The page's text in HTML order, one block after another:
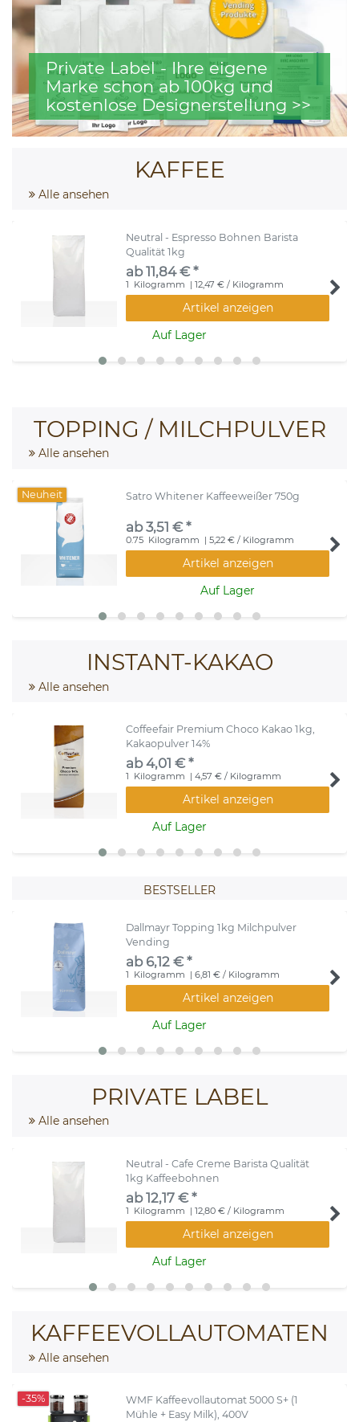
Private Label - Ihre eigene
Marke schon ab 100kg und
kostenlose Designerstellung >>
KAFFEE
Alle ansehen
Neutral - Espresso Bohnen Barista
Qualität 1kg
ab 11,84 € *
1 Kilogramm | 12,47 € / Kilogramm
Artikel anzeigen
Auf Lager
TOPPING / MILCHPULVER
Alle ansehen
Neuheit Satro Whitener Kaffeeweißer 750g
ab 3,51 € *
0.75 Kilogramm | 5,22 € / Kilogramm
Artikel anzeigen
Auf Lager
INSTANT-KAKAO
Alle ansehen
Coffeefair Premium Choco Kakao 1kg,
Kakaopulver 14%
ab 4,01 € *
1 Kilogramm | 4,57 € / Kilogramm
Artikel anzeigen
Auf Lager
BESTSELLER
Dallmayr Topping 1kg Milchpulver
Vending
ab 6,12 € *
1 Kilogramm | 6,81 € / Kilogramm
Artikel anzeigen
Auf Lager
PRIVATE LABEL
Alle ansehen
Neutral - Cafe Creme Barista Qualität
1kg Kaffeebohnen
ab 12,17 € *
1 Kilogramm | 12,80 € / Kilogramm
Artikel anzeigen
Auf Lager
KAFFEEVOLLAUTOMATEN
Alle ansehen
-35%
WMF Kaffeevollautomat 5000 S+ (1
Mühle + Easy Milk), 400V